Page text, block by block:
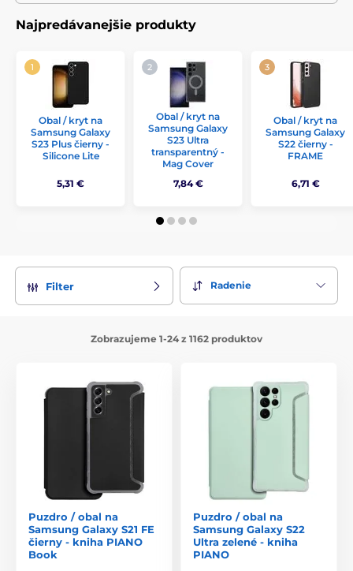
Najpredávanejšie produkty
Obal / kryt na
Samsung Galaxy
S23 Plus čierny -
Silicone Lite
5,31 €
Obal / kryt na
Samsung Galaxy
S23 Ultra
transparentný -
Mag Cover
7,84 €
Obal / kryt na
Samsung Galaxy
S22 čierny -
FRAME
6,71 €
Filter Radenie
Zobrazujeme 1-24 z 1162 produktov
Puzdro / obal na
Samsung Galaxy S21 FE
čierny - kniha PIANO
Book
Puzdro / obal na
Samsung Galaxy S22
Ultra zelené - kniha
PIANO